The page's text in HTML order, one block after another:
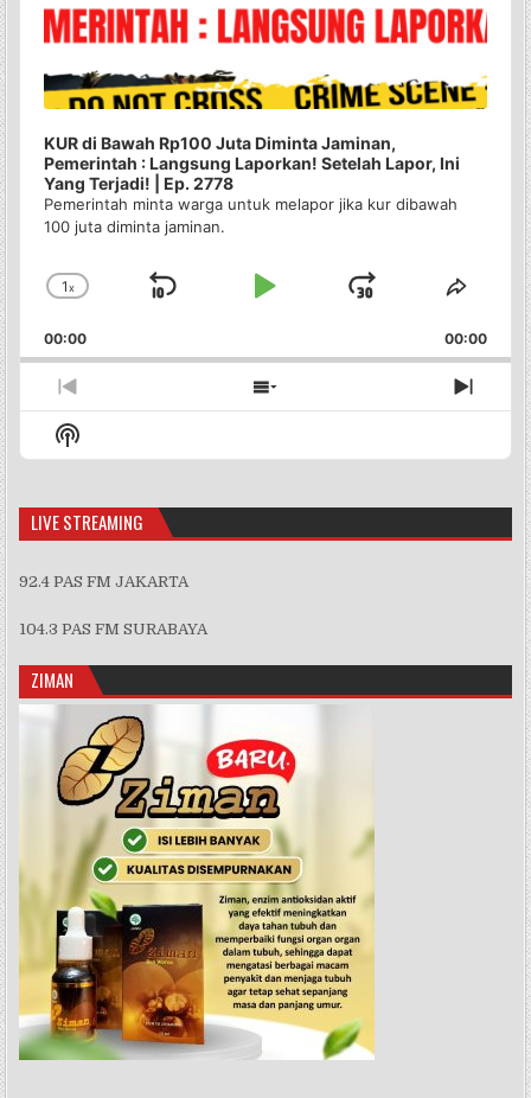
KUR di Bawah Rp100 Juta Diminta Jaminan,
Pemerintah : Langsung Laporkan! Setelah Lapor, Ini
Yang Terjadi! | Ep. 2778
Pemerintah minta warga untuk melapor jika kur dibawah
100 juta diminta jaminan.
Change
Rate
1x
Skip
Play
Jump
Forward
Share
00:00 00:00
Previous
Episode
Show
Episodes
Next
Show
Podcast
LIVE STREAMING
92.4 PAS FM JAKARTA
104.3 PAS FM SURABAYA
ZIMAN